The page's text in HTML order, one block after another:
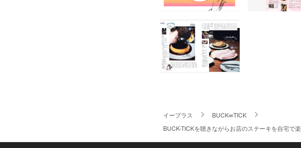
イープラス
BUCK∞TICK
BUCK-TICKを聴きながらお店のステーキを自宅で